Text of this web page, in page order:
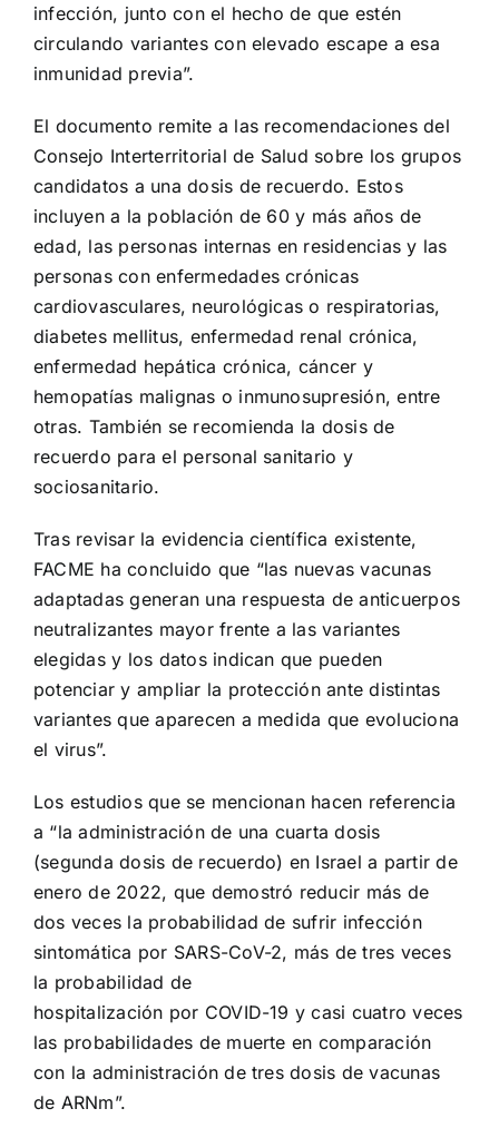
infección, junto con el hecho de que estén
circulando variantes con elevado escape a esa
inmunidad previa”.
El documento remite a las recomendaciones del
Consejo Interterritorial de Salud sobre los grupos
candidatos a una dosis de recuerdo. Estos
incluyen a la población de 60 y más años de
edad, las personas internas en residencias y las
personas con enfermedades crónicas
cardiovasculares, neurológicas o respiratorias,
diabetes mellitus, enfermedad renal crónica,
enfermedad hepática crónica, cáncer y
hemopatías malignas o inmunosupresión, entre
otras. También se recomienda la dosis de
recuerdo para el personal sanitario y
sociosanitario.
Tras revisar la evidencia científica existente,
FACME ha concluido que “las nuevas vacunas
adaptadas generan una respuesta de anticuerpos
neutralizantes mayor frente a las variantes
elegidas y los datos indican que pueden
potenciar y ampliar la protección ante distintas
variantes que aparecen a medida que evoluciona
el virus”.
Los estudios que se mencionan hacen referencia
a “la administración de una cuarta dosis
(segunda dosis de recuerdo) en Israel a partir de
enero de 2022, que demostró reducir más de
dos veces la probabilidad de sufrir infección
sintomática por SARS-CoV-2, más de tres veces
la probabilidad de
hospitalización por COVID-19 y casi cuatro veces
las probabilidades de muerte en comparación
con la administración de tres dosis de vacunas
de ARNm”.